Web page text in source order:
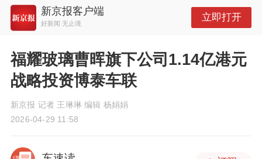
新京报客户端
好新闻 无止境
立即打开
福耀玻璃曹晖旗下公司1.14亿港元
战略投资博泰车联
新京报 记者 王琳琳 编辑 杨娟娟
2026-04-29 11:58